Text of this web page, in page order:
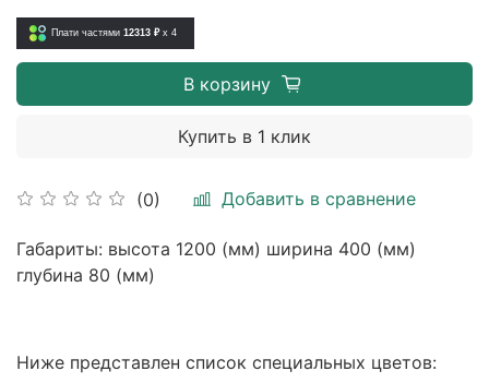
(0) Добавить в сравнение
Плати частями 12313 ₽ x 4
В корзину
Купить в 1 клик
Габариты: высота 1200 (мм) ширина 400 (мм)
глубина 80 (мм)
Ниже представлен список специальных цветов: